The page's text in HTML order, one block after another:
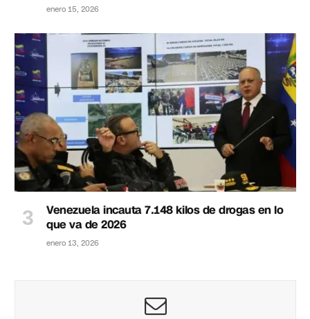
enero 15, 2026
Venezuela incauta 7.148 kilos de drogas en lo
que va de 2026
enero 13, 2026